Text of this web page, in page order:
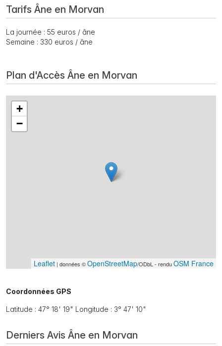
Tarifs Âne en Morvan
La journée : 55 euros / âne
Semaine : 330 euros / âne
Plan d'Accès Âne en Morvan
+
−
Leaflet | données ©OpenStreetMap/ODbL - renduOSM France
Coordonnées GPS
Latitude : 47° 18' 19" Longitude : 3° 47' 10"
Derniers Avis Âne en Morvan